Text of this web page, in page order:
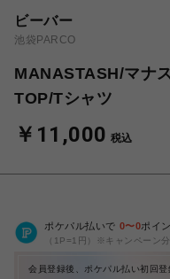
ビーバー
池袋PARCO
MANASTASH/マナ
TOP/Tシャツ
￥11,000 税込
ポケパル払いで 0〜0ポイ
（1P=1円）※キャンペーン分
会員登録後、ポケパル払い初回